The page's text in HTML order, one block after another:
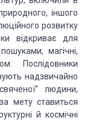
іншого
розвитку
відкриває для
магічні,
Послідовники
надзвичайно
людини,
мету ставиться
й космічні